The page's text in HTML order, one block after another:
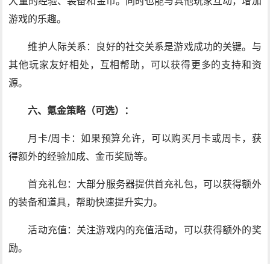
游戏的乐趣。
维护人际关系：良好的社交关系是游戏成功的关键。与
其他玩家友好相处，互相帮助，可以获得更多的支持和资
源。
六、氪金策略（可选）：
月卡/周卡：如果预算允许，可以购买月卡或周卡，获
得额外的经验加成、金币奖励等。
首充礼包：大部分服务器提供首充礼包，可以获得额外
的装备和道具，帮助快速提升实力。
活动充值：关注游戏内的充值活动，可以获得额外的奖
励。